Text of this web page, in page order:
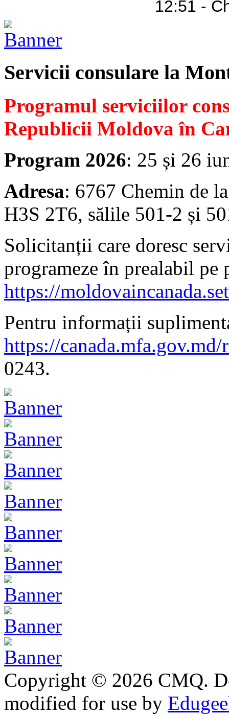
12:51 -
Servicii consulare la
Programul serviciilor
Republicii Moldova în
Program 2026: 25 și 26
Adresa: 6767 Chemin de
H3S 2T6, sălile 501-2 și
Solicitanții care doresc
programeze în prealabil pe
https://
Pentru informații
https://canada.mfa.gov.md/
0243.
Copyright © 2026 CMQ.
modified for use by